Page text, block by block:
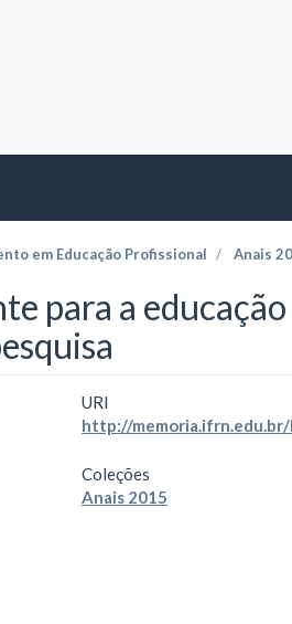
em Educação Profissional Anais
para a
URI
http://
Coleções
Anais 2015